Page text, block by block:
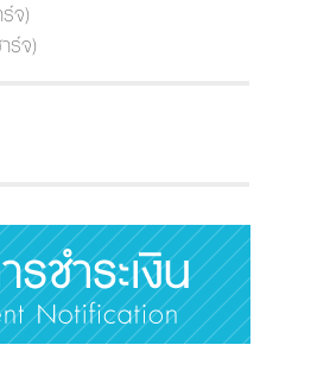
จ)
ร์จ)